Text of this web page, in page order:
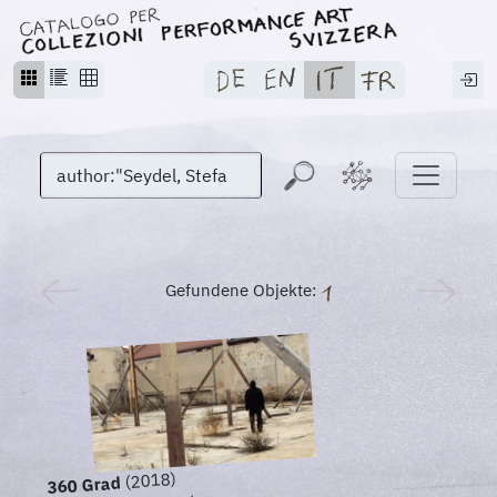
Gefundene Objekte:
360 Grad(2018)